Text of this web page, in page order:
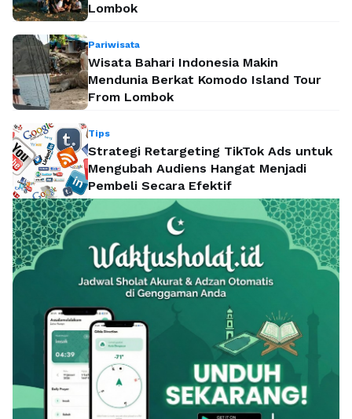
Lombok
Pariwisata
Wisata Bahari Indonesia Makin
Mendunia Berkat Komodo Island Tour
From Lombok
Tips
Strategi Retargeting TikTok Ads untuk
Mengubah Audiens Hangat Menjadi
Pembeli Secara Efektif